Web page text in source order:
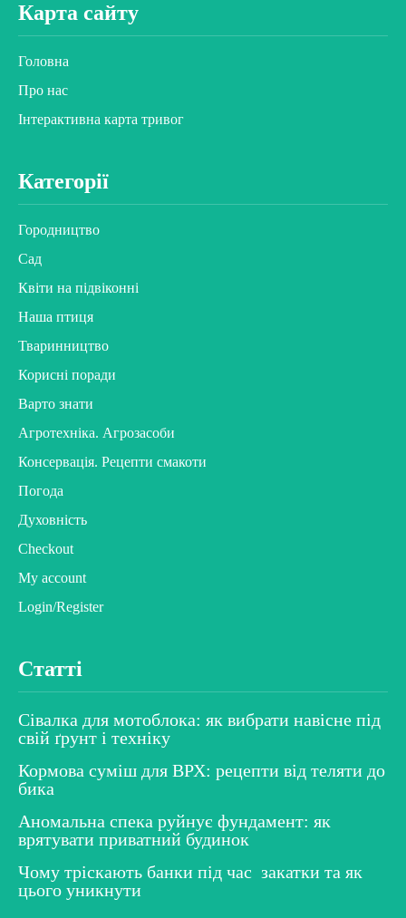
Карта сайту
Головна
Про нас
Інтерактивна карта тривог
Категорії
Городництво
Сад
Квіти на підвіконні
Наша птиця
Тваринництво
Корисні поради
Варто знати
Агротехніка. Агрозасоби
Консервація. Рецепти смакоти
Погода
Духовність
Checkout
My account
Login/Register
Статті
Сівалка для мотоблока: як вибрати навісне під
свій ґрунт і техніку
Кормова суміш для ВРХ: рецепти від теляти до
бика
Аномальна спека руйнує фундамент: як
врятувати приватний будинок
Чому тріскають банки під час закатки та як
цього уникнути